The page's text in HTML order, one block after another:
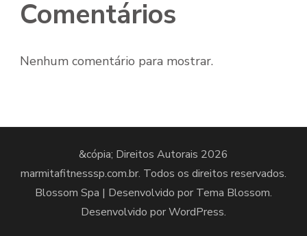
Comentários
Nenhum comentário para mostrar.
&cópia; Direitos Autorais 2026
marmitafitnesssp.com.br. Todos os direitos reservados.
Blossom Spa | Desenvolvido por Tema Blossom.
Desenvolvido porWordPress.